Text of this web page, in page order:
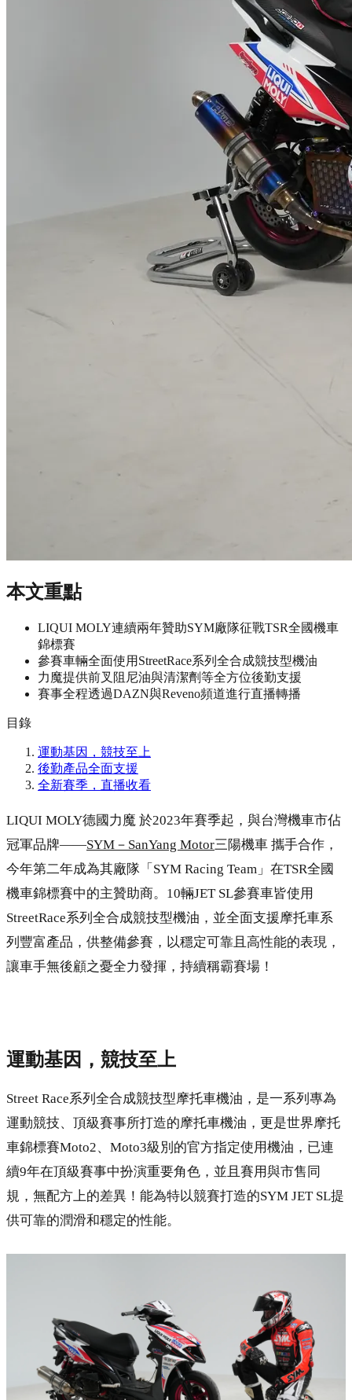
本文重點
LIQUI MOLY連續兩年贊助SYM廠隊征戰TSR全國機車
錦標賽
參賽車輛全面使用StreetRace系列全合成競技型機油
力魔提供前叉阻尼油與清潔劑等全方位後勤支援
賽事全程透過DAZN與Reveno頻道進行直播轉播
目錄
運動基因，競技至上
後勤產品全面支援
全新賽季，直播收看
LIQUI MOLY德國力魔 於2023年賽季起，與台灣機車市佔
冠軍品牌——SYM－SanYang Motor三陽機車 攜手合作，
今年第二年成為其廠隊「SYM Racing Team」在TSR全國
機車錦標賽中的主贊助商。10輛JET SL參賽車皆使用
StreetRace系列全合成競技型機油，並全面支援摩托車系
列豐富產品，供整備參賽，以穩定可靠且高性能的表現，
讓車手無後顧之憂全力發揮，持續稱霸賽場！
運動基因，競技至上
Street Race系列全合成競技型摩托車機油，是一系列專為
運動競技、頂級賽事所打造的摩托車機油，更是世界摩托
車錦標賽Moto2、Moto3級別的官方指定使用機油，已連
續9年在頂級賽事中扮演重要角色，並且賽用與市售同
規，無配方上的差異！能為特以競賽打造的SYM JET SL提
供可靠的潤滑和穩定的性能。